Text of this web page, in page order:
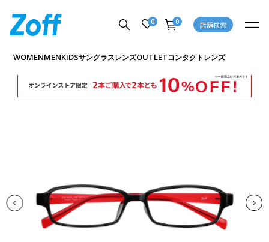
0 0 店舗検索
WOMENMENKIDSサングラスレンズOUTLETコンタクトレンズ
商品詳細ページへ